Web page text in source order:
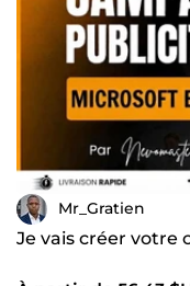
Mr_Gratien
Je vais créer votre